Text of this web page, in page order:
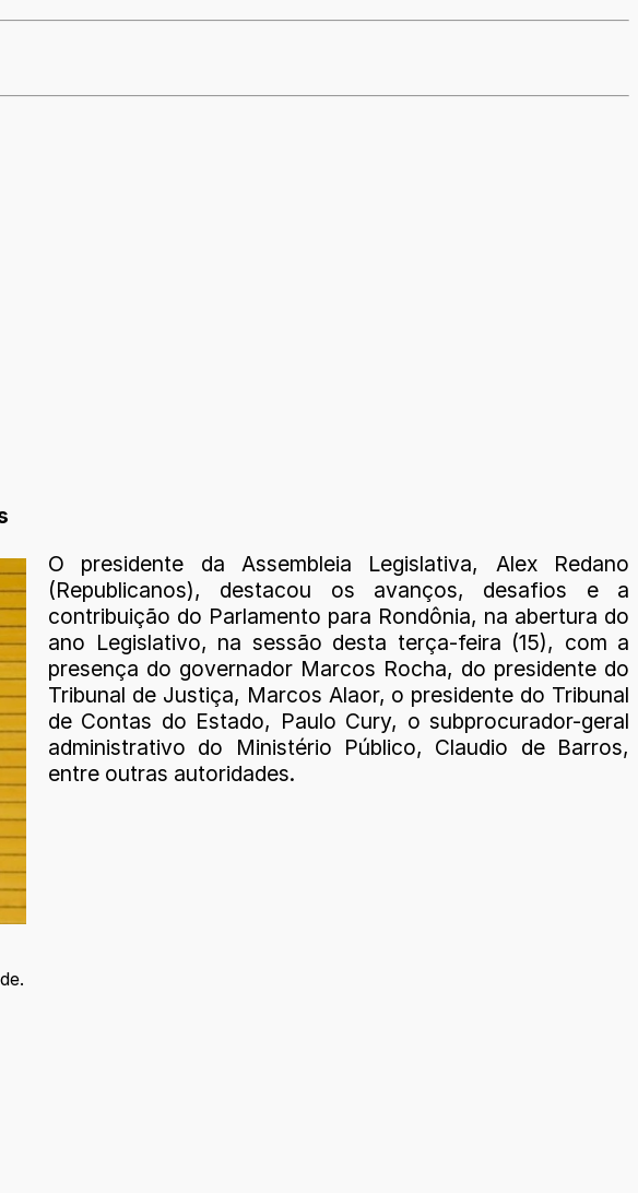
O presidente da Assembleia Legislativa, Alex Redano
(Republicanos), destacou os avanços, desafios e a
contribuição do Parlamento para Rondônia, na abertura do
ano Legislativo, na sessão desta terça-feira (15), com a
presença do governador Marcos Rocha, do presidente do
Tribunal de Justiça, Marcos Alaor, o presidente do Tribunal
de Contas do Estado, Paulo Cury, o subprocurador-geral
administrativo do Ministério Público, Claudio de Barros,
entre outras autoridades.